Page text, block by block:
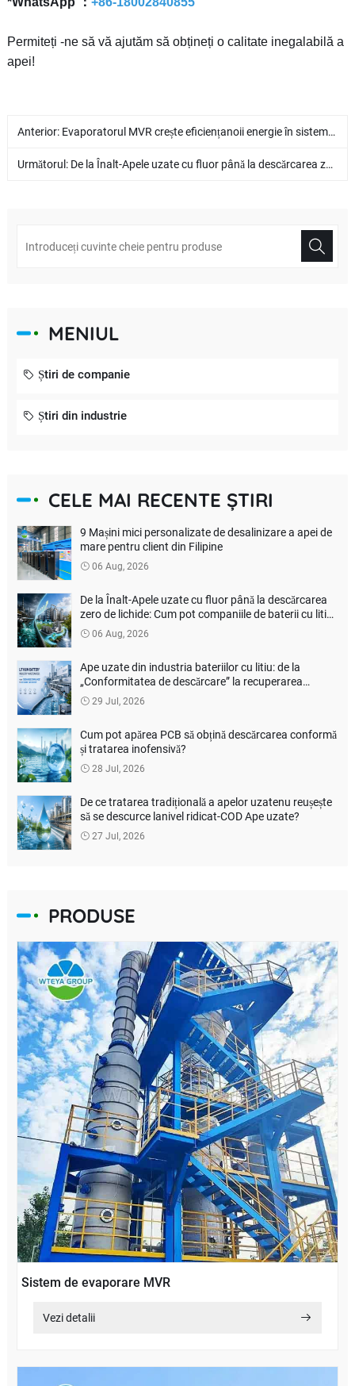
Permiteți -ne să vă ajutăm să obțineți o calitate inegalabilă a
apei!
Anterior: Evaporatorul MVR crește eficiențanoii energie în sisteme durabile
Următorul: De la Înalt-Apele uzate cu fluor până la descărcarea zero de lichide: Cum pot companiile de baterii cu litiu să reducă costurile de tratare a mediului?
MENIUL
Știri de companie
Știri din industrie
CELE MAI RECENTE ȘTIRI
9 Mașini mici personalizate de desalinizare a apei de
mare pentru client din Filipine
06 Aug, 2026
De la Înalt-Apele uzate cu fluor până la descărcarea
zero de lichide: Cum pot companiile de baterii cu litiu
să reducă costurile de tratare a mediului?
06 Aug, 2026
Ape uzate din industria bateriilor cu litiu: de la
„Conformitatea de descărcare” la recuperarea
resurselor
29 Jul, 2026
Cum pot apărea PCB să obțină descărcarea conformă
și tratarea inofensivă?
28 Jul, 2026
De ce tratarea tradițională a apelor uzatenu reușește
să se descurce lanivel ridicat-COD Ape uzate?
27 Jul, 2026
PRODUSE
Sistem de evaporare MVR
Vezi detalii